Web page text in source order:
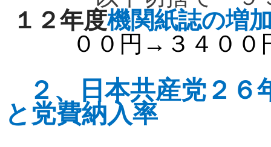
１２年度機関紙誌の増
００円→３４００
２、
日本共産党２６
と党費納入率